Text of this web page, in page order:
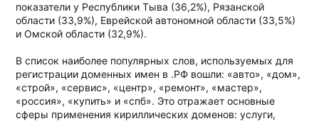
показатели у Республики Тыва (36,2%), Рязанской
области (33,9%), Еврейской автономной области (33,5%)
и Омской области (32,9%).
В список наиболее популярных слов, используемых для
регистрации доменных имен в .РФ вошли: «авто», «дом»,
«строй», «сервис», «центр», «ремонт», «мастер»,
«россия», «купить» и «спб». Это отражает основные
сферы применения кириллических доменов: услуги,